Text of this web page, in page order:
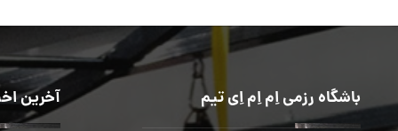
باشگاه رزمی اِم اِم اِی تیم آخرین